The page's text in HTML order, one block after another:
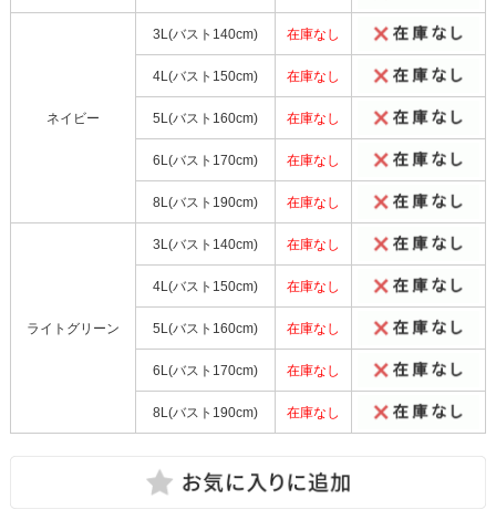
ネイビー
3L(バスト140cm) 在庫なし
4L(バスト150cm) 在庫なし
5L(バスト160cm) 在庫なし
6L(バスト170cm) 在庫なし
8L(バスト190cm) 在庫なし
ライトグリーン
3L(バスト140cm) 在庫なし
4L(バスト150cm) 在庫なし
5L(バスト160cm) 在庫なし
6L(バスト170cm) 在庫なし
8L(バスト190cm) 在庫なし